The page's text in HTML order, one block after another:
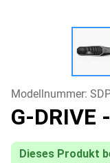
Modellnummer:
G-DRIVE
Dieses Produkt